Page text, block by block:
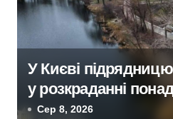
У Києві
у розкраданні
гривень під час
Сер 8, 2026